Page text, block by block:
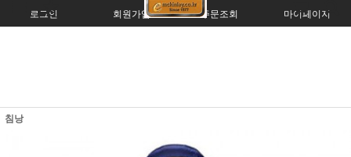
로그인 회원가입 주문조회 마이페이지
침낭